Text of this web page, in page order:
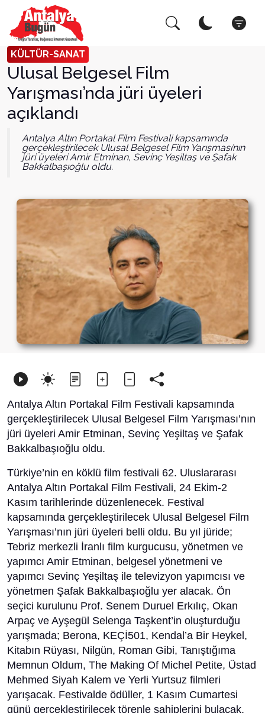
KÜLTÜR-SANAT
Ulusal Belgesel Film
Yarışması’nda jüri üyeleri
açıklandı
Antalya Altın Portakal Film Festivali kapsamında
gerçekleştirilecek Ulusal Belgesel Film Yarışması’nın
jüri üyeleri Amir Etminan, Sevinç Yeşiltaş ve Şafak
Bakkalbaşıoğlu oldu.
Antalya Altın Portakal Film Festivali kapsamında
gerçekleştirilecek Ulusal Belgesel Film Yarışması’nın
jüri üyeleri Amir Etminan, Sevinç Yeşiltaş ve Şafak
Bakkalbaşıoğlu oldu.
Türkiye’nin en köklü film festivali 62. Uluslararası
Antalya Altın Portakal Film Festivali, 24 Ekim-2
Kasım tarihlerinde düzenlenecek. Festival
kapsamında gerçekleştirilecek Ulusal Belgesel Film
Yarışması’nın jüri üyeleri belli oldu. Bu yıl jüride;
Tebriz merkezli İranlı film kurgucusu, yönetmen ve
yapımcı Amir Etminan, belgesel yönetmeni ve
yapımcı Sevinç Yeşiltaş ile televizyon yapımcısı ve
yönetmen Şafak Bakkalbaşıoğlu yer alacak. Ön
seçici kurulunu Prof. Senem Duruel Erkılıç, Okan
Arpaç ve Ayşegül Selenga Taşkent’in oluşturduğu
yarışmada; Berona, KEÇİ501, Kendal’a Bir Heykel,
Kitabın Rüyası, Nilgün, Roman Gibi, Tanıştığıma
Memnun Oldum, The Making Of Michel Petite, Üstad
Mehmed Siyah Kalem ve Yerli Yurtsuz filmleri
yarışacak. Festivalde ödüller, 1 Kasım Cumartesi
günü gerçekleştirilecek törenle sahiplerini bulacak.
Arama Yap! Kapat